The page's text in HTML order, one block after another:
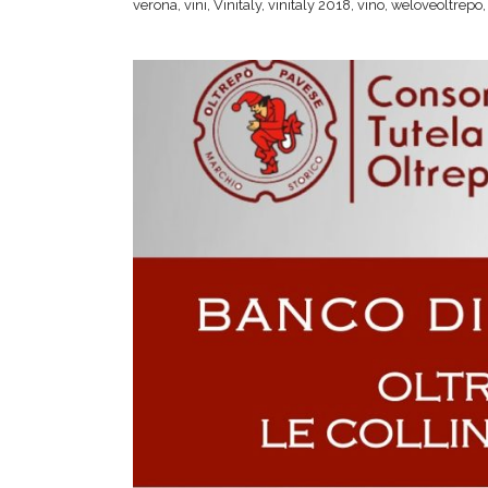
verona, vini, Vinitaly, vinitaly 2018, vino, weloveoltrepo,